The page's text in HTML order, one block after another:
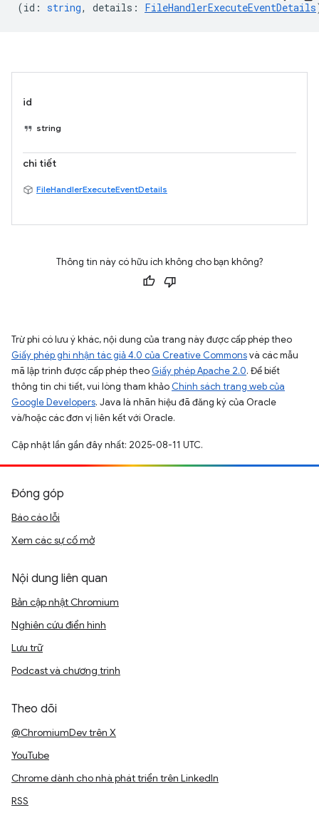
(id : string, details : FileHandlerExecuteEventDetails
id
string
chi tiết
FileHandlerExecuteEventDetails
Thông tin này có hữu ích không cho bạn không?
Trừ phi có lưu ý khác, nội dung của trang này được cấp phép theo
Giấy phép ghi nhận tác giả 4.0 của Creative Commonsvà các mẫu
mã lập trình được cấp phép theo Giấy phép Apache 2.0. Để biết
thông tin chi tiết, vui lòng tham khảo Chính sách trang web của
Google Developers. Java là nhãn hiệu đã đăng ký của Oracle
và/hoặc các đơn vị liên kết với Oracle.
Cập nhật lần gần đây nhất: 2025-08-11 UTC.
Đóng góp
Báo cáo lỗi
Xem các sự cố mở
Nội dung liên quan
Bản cập nhật Chromium
Nghiên cứu điển hình
Lưu trữ
Podcast và chương trình
Theo dõi
@ChromiumDev trên X
YouTube
Chrome dành cho nhà phát triển trên LinkedIn
RSS